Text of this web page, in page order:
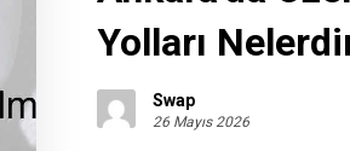
Yolları
Swap
26 Mayıs 2026